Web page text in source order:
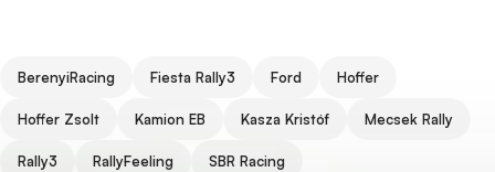
Tags
BerenyiRacing Fiesta Rally3 Ford Hoffer
Hoffer Zsolt Kamion EB Kasza Kristóf Mecsek Rally
Rally3 RallyFeeling SBR Racing